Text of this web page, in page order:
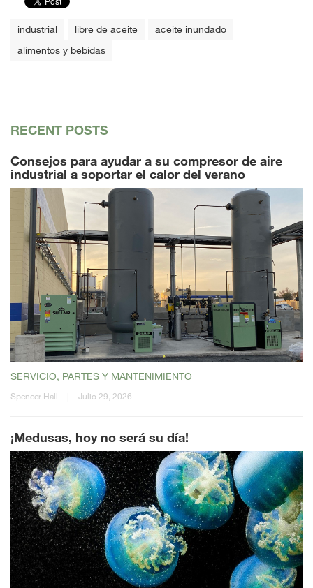
industrial libre de aceite
aceite inundado
alimentos y bebidas
RECENT POSTS
Consejos para ayudar a su compresor de aire
industrial a soportar el calor del verano
SERVICIO, PARTES Y MANTENIMIENTO
Spencer Hall | Julio 29, 2026
¡Medusas, hoy no será su día!